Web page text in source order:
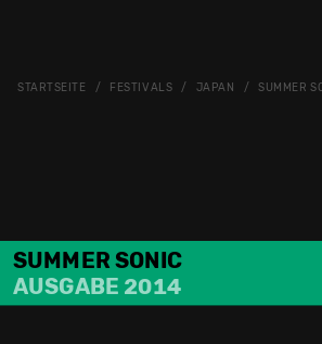
STARTSEITE FESTIVALS JAPAN SUMMER
SUMMER SONIC
AUSGABE 2014